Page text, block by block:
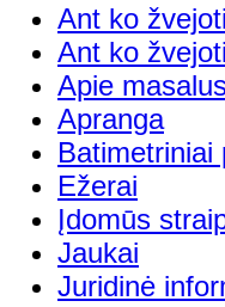
Ant ko žvejoti
Ant ko
Apie
Apranga
Batimetriniai
Ežerai
Įdomūs
Jaukai
Juridinė